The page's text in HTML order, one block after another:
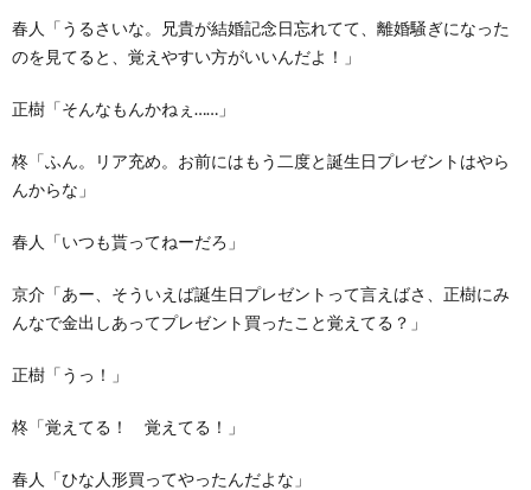
春人「うるさいな。兄貴が結婚記念日忘れてて、離婚騒ぎになった
のを見てると、覚えやすい方がいいんだよ！」
正樹「そんなもんかねぇ……」
柊「ふん。リア充め。お前にはもう二度と誕生日プレゼントはやら
んからな」
春人「いつも貰ってねーだろ」
京介「あー、そういえば誕生日プレゼントって言えばさ、正樹にみ
んなで金出しあってプレゼント買ったこと覚えてる？」
正樹「うっ！」
柊「覚えてる！ 覚えてる！」
春人「ひな人形買ってやったんだよな」